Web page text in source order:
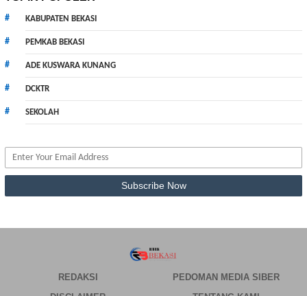
KABUPATEN BEKASI
PEMKAB BEKASI
ADE KUSWARA KUNANG
DCKTR
SEKOLAH
REDAKSI
PEDOMAN MEDIA SIBER